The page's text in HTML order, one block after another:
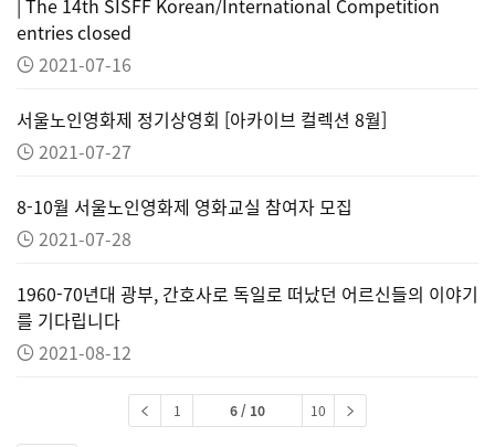
| The 14th SISFF Korean/International Competition
entries closed
2021-07-16
서울노인영화제 정기상영회 [아카이브 컬렉션 8월]
2021-07-27
8-10월 서울노인영화제 영화교실 참여자 모집
2021-07-28
1960-70년대 광부, 간호사로 독일로 떠났던 어르신들의 이야기
를 기다립니다
2021-08-12
1 6 / 10 10